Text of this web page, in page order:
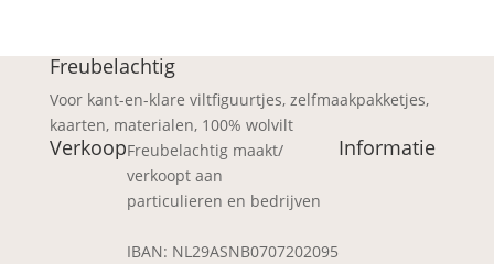
Freubelachtig
Voor kant-en-klare viltfiguurtjes, zelfmaakpakketjes,
kaarten, materialen, 100% wolvilt
VerkoopFreubelachtig maakt/
verkoopt aan
particulieren en bedrijven
IBAN: NL29ASNB0707202095
Informatie